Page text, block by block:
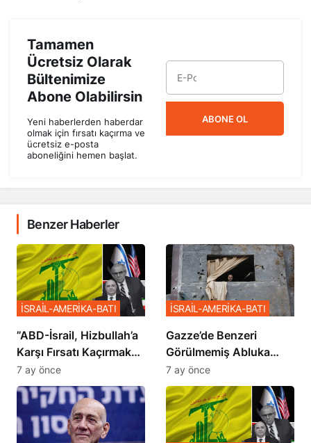
Tamamen
Ücretsiz Olarak
Bültenimize
Abone Olabilirsin
Yeni haberlerden haberdar
olmak için fırsatı kaçırma ve
ücretsiz e-posta
aboneliğini hemen başlat.
ABONE OL
Benzer Haberler
​​​​​​​”ABD-İsrail, Hizbullah’a
Karşı Fırsatı Kaçırmak
İstemiyor”
İSRAİL-AMERİKA-BATI
7 ay önce
​​​​​​​Gazze’de Benzeri
Görülmemiş Abluka
Planı
İSRAİL-AMERİKA-BATI
7 ay önce